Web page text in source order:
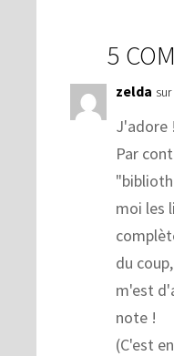
5
zelda
J'adore
Par
moi les
du
m'est
note !
(C'est